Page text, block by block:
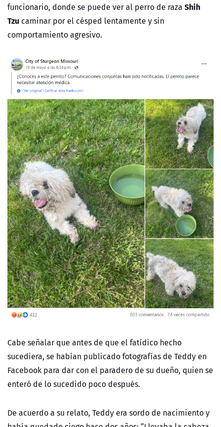
funcionario, donde se puede ver al perro de raza Shih
Tzu caminar por el césped lentamente y sin
comportamiento agresivo.
Cabe señalar que antes de que el fatídico hecho
sucediera, se habían publicado fotografías de Teddy en
Facebook para dar con el paradero de su dueño, quien se
enteró de lo sucedido poco después.
De acuerdo a su relato, Teddy era sordo de nacimiento y